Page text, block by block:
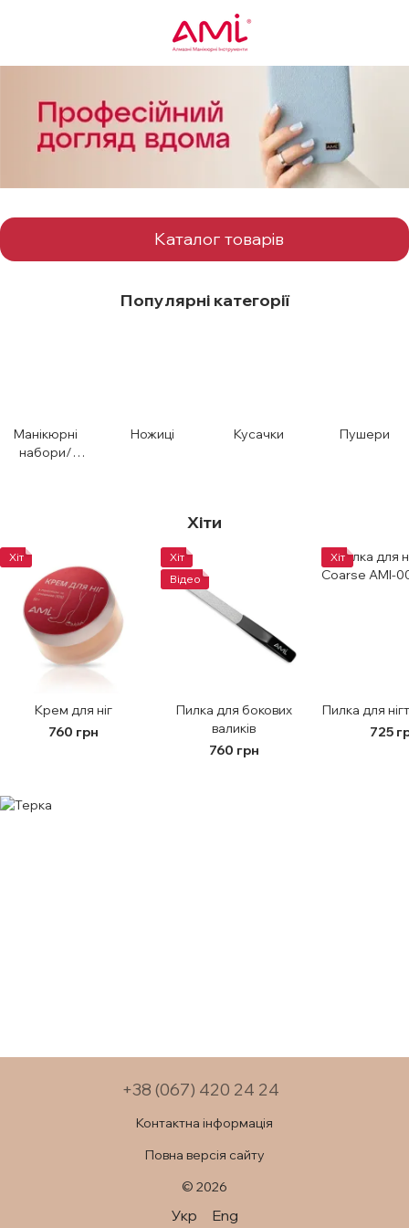
Каталог товарів
Популярні категорії
Манікюрні
набори/
Ножиці Кусачки Пушери
Хіти
Хіт
Крем для ніг
760 грн
Хіт
Відео
Пилка для бокових
валиків
760 грн
Хіт
Пилка для
725
+38 (067) 420 24 24
Контактна інформація
Повна версія сайту
© 2026
Укр Eng